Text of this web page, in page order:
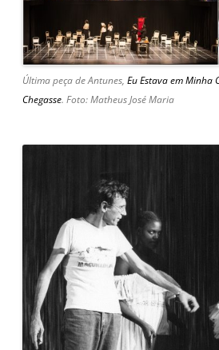
Última peça de Antunes, Eu Estava em Minha
Chegasse. Foto: Matheus José Maria